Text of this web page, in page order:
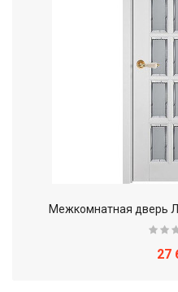
Межкомнатная дверь
27